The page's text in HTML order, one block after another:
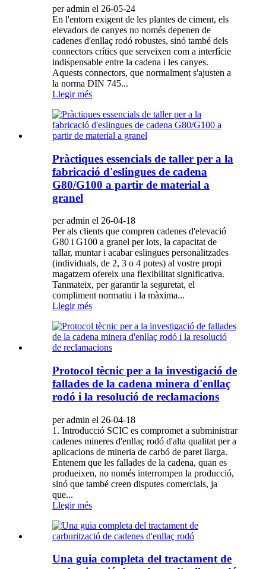
per admin el 26-05-24
En l'entorn exigent de les plantes de ciment, els
elevadors de canyes no només depenen de
cadenes d'enllaç rodó robustes, sinó també dels
connectors crítics que serveixen com a interfície
indispensable entre la cadena i les canyes.
Aquests connectors, que normalment s'ajusten a
la norma DIN 745...
Llegir més
Pràctiques essencials de taller per a la
fabricació d'eslingues de cadena
G80/G100 a partir de material a
granel
per admin el 26-04-18
Per als clients que compren cadenes d'elevació
G80 i G100 a granel per lots, la capacitat de
tallar, muntar i acabar eslingues personalitzades
(individuals, de 2, 3 o 4 potes) al vostre propi
magatzem ofereix una flexibilitat significativa.
Tanmateix, per garantir la seguretat, el
compliment normatiu i la màxima...
Llegir més
Protocol tècnic per a la investigació de
fallades de la cadena minera d'enllaç
rodó i la resolució de reclamacions
per admin el 26-04-18
1. Introducció SCIC es compromet a subministrar
cadenes mineres d'enllaç rodó d'alta qualitat per a
aplicacions de mineria de carbó de paret llarga.
Entenem que les fallades de la cadena, quan es
produeixen, no només interrompen la producció,
sinó que també creen disputes comercials, ja
que...
Llegir més
Una guia completa del tractament de